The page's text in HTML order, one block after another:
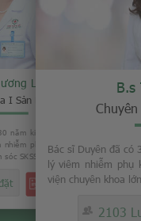
Loan
I Sản Phụ khoa
năm kinh nghiệm trong việc
phụ khoa. Từng là Phó
SKSS tỉnh Thái Bình...
ĐẶT HẸN NGAY
B.s
Bác sĩ Duyên đã có
lý viêm nhiễm phụ
viện chuyên khoa
2103